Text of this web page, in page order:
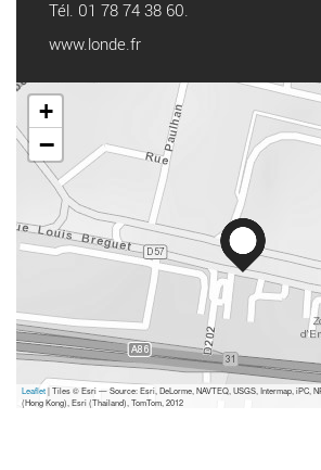
Tél. 01 78 74 38 60.
www.londe.fr
+
−
Leaflet| Tiles © Esri — Source: Esri, DeLorme, NAVTEQ, USGS, Intermap, iPC,
(Hong Kong), Esri (Thailand), TomTom, 2012